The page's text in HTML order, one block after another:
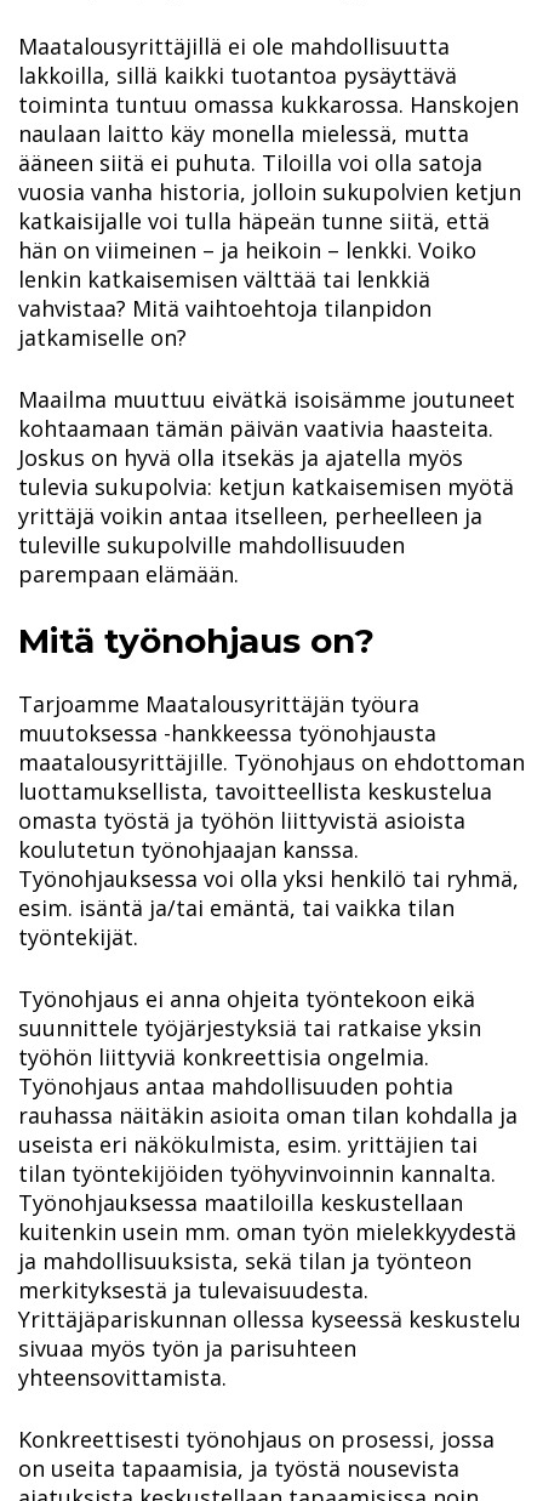
Maatalousyrittäjillä ei ole mahdollisuutta
lakkoilla, sillä kaikki tuotantoa pysäyttävä
toiminta tuntuu omassa kukkarossa. Hanskojen
naulaan laitto käy monella mielessä, mutta
ääneen siitä ei puhuta. Tiloilla voi olla satoja
vuosia vanha historia, jolloin sukupolvien ketjun
katkaisijalle voi tulla häpeän tunne siitä, että
hän on viimeinen – ja heikoin – lenkki. Voiko
lenkin katkaisemisen välttää tai lenkkiä
vahvistaa? Mitä vaihtoehtoja tilanpidon
jatkamiselle on?
Maailma muuttuu eivätkä isoisämme joutuneet
kohtaamaan tämän päivän vaativia haasteita.
Joskus on hyvä olla itsekäs ja ajatella myös
tulevia sukupolvia: ketjun katkaisemisen myötä
yrittäjä voikin antaa itselleen, perheelleen ja
tuleville sukupolville mahdollisuuden
parempaan elämään.
Mitä työnohjaus on?
Tarjoamme Maatalousyrittäjän työura
muutoksessa -hankkeessa työnohjausta
maatalousyrittäjille. Työnohjaus on ehdottoman
luottamuksellista, tavoitteellista keskustelua
omasta työstä ja työhön liittyvistä asioista
koulutetun työnohjaajan kanssa.
Työnohjauksessa voi olla yksi henkilö tai ryhmä,
esim. isäntä ja/tai emäntä, tai vaikka tilan
työntekijät.
Työnohjaus ei anna ohjeita työntekoon eikä
suunnittele työjärjestyksiä tai ratkaise yksin
työhön liittyviä konkreettisia ongelmia.
Työnohjaus antaa mahdollisuuden pohtia
rauhassa näitäkin asioita oman tilan kohdalla ja
useista eri näkökulmista, esim. yrittäjien tai
tilan työntekijöiden työhyvinvoinnin kannalta.
Työnohjauksessa maatiloilla keskustellaan
kuitenkin usein mm. oman työn mielekkyydestä
ja mahdollisuuksista, sekä tilan ja työnteon
merkityksestä ja tulevaisuudesta.
Yrittäjäpariskunnan ollessa kyseessä keskustelu
sivuaa myös työn ja parisuhteen
yhteensovittamista.
Konkreettisesti työnohjaus on prosessi, jossa
on useita tapaamisia, ja työstä nousevista